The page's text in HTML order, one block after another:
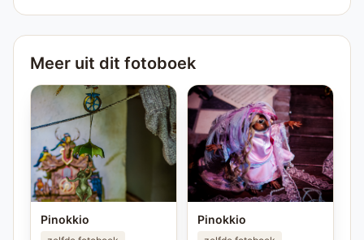
Meer uit dit fotoboek
Pinokkio Pinokkio